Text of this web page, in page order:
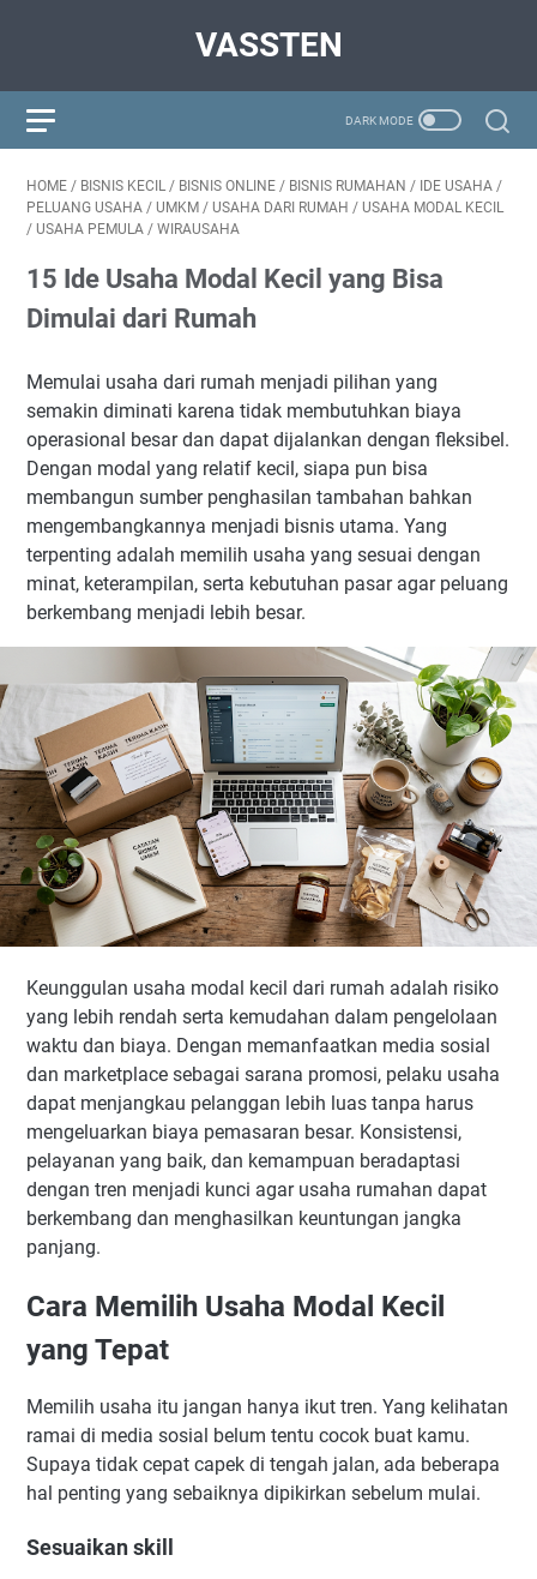
VASSTEN
HOME / BISNIS KECIL / BISNIS ONLINE / BISNIS RUMAHAN / IDE USAHA /
PELUANG USAHA / UMKM / USAHA DARI RUMAH / USAHA MODAL KECIL
/ USAHA PEMULA / WIRAUSAHA
15 Ide Usaha Modal Kecil yang Bisa
Dimulai dari Rumah
Memulai usaha dari rumah menjadi pilihan yang
semakin diminati karena tidak membutuhkan biaya
operasional besar dan dapat dijalankan dengan fleksibel.
Dengan modal yang relatif kecil, siapa pun bisa
membangun sumber penghasilan tambahan bahkan
mengembangkannya menjadi bisnis utama. Yang
terpenting adalah memilih usaha yang sesuai dengan
minat, keterampilan, serta kebutuhan pasar agar peluang
berkembang menjadi lebih besar.
Keunggulan usaha modal kecil dari rumah adalah risiko
yang lebih rendah serta kemudahan dalam pengelolaan
waktu dan biaya. Dengan memanfaatkan media sosial
dan marketplace sebagai sarana promosi, pelaku usaha
dapat menjangkau pelanggan lebih luas tanpa harus
mengeluarkan biaya pemasaran besar. Konsistensi,
pelayanan yang baik, dan kemampuan beradaptasi
dengan tren menjadi kunci agar usaha rumahan dapat
berkembang dan menghasilkan keuntungan jangka
panjang.
Cara Memilih Usaha Modal Kecil
yang Tepat
Memilih usaha itu jangan hanya ikut tren. Yang kelihatan
ramai di media sosial belum tentu cocok buat kamu.
Supaya tidak cepat capek di tengah jalan, ada beberapa
hal penting yang sebaiknya dipikirkan sebelum mulai.
Sesuaikan skill